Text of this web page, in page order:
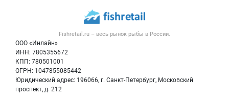
Fishretail.ru – весь рынок рыбы в России.
ООО «Инлайн»
ИНН: 7805355672
КПП: 780501001
ОГРН: 1047855085442
Юридический адрес: 196066, г. Санкт-Петербург, Московский
проспект, д. 212
Публичная оферта
Контактная информация
Политика обработки персональных данных
Новости рынка
Блог
Рыба
Икра